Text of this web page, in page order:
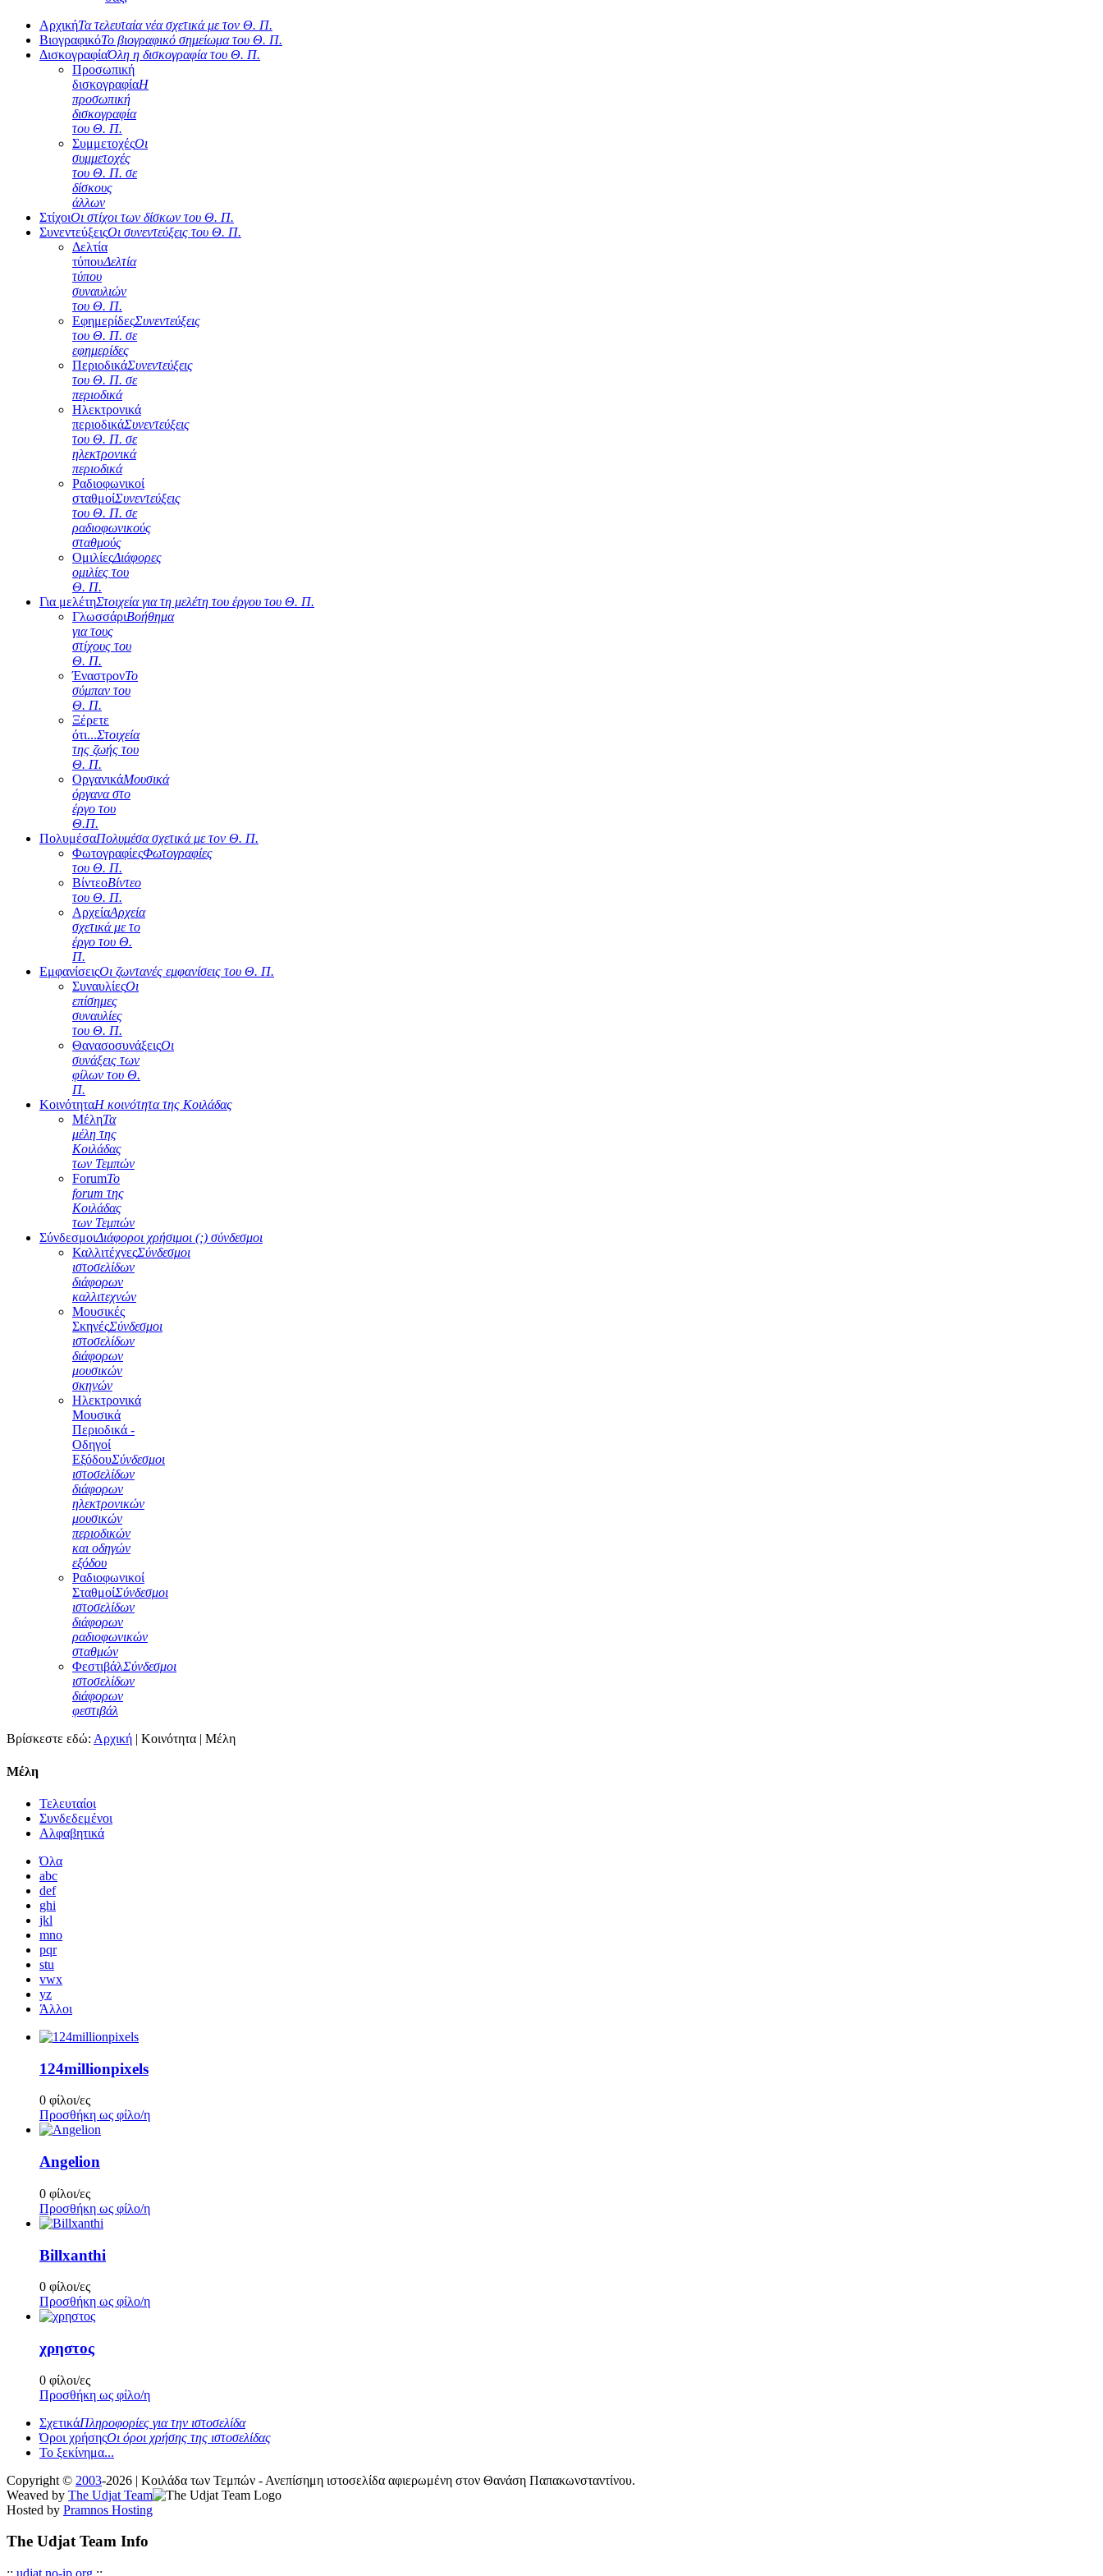
ΑρχικήΤα τελευταία νέα σχετικά με τον Θ. Π.
ΒιογραφικόΤο βιογραφικό σημείωμα του Θ. Π.
ΔισκογραφίαΌλη η δισκογραφία του Θ. Π.
Προσωπική
δισκογραφίαΗ
προσωπική
δισκογραφία
του Θ. Π.
ΣυμμετοχέςΟι
συμμετοχές
του Θ. Π. σε
δίσκους
άλλων
ΣτίχοιΟι στίχοι των δίσκων του Θ. Π.
ΣυνεντεύξειςΟι συνεντεύξεις του Θ. Π.
Δελτία
τύπουΔελτία
τύπου
συναυλιών
του Θ. Π.
ΕφημερίδεςΣυνεντεύξεις
του Θ. Π. σε
εφημερίδες
ΠεριοδικάΣυνεντεύξεις
του Θ. Π. σε
περιοδικά
Ηλεκτρονικά
περιοδικάΣυνεντεύξεις
του Θ. Π. σε
ηλεκτρονικά
περιοδικά
Ραδιοφωνικοί
σταθμοίΣυνεντεύξεις
του Θ. Π. σε
ραδιοφωνικούς
σταθμούς
ΟμιλίεςΔιάφορες
ομιλίες του
Θ. Π.
Για μελέτηΣτοιχεία για τη μελέτη του έργου του Θ. Π.
ΓλωσσάριΒοήθημα
για τους
στίχους του
Θ. Π.
ΈναστρονΤο
σύμπαν του
Θ. Π.
Ξέρετε
ότι...Στοιχεία
της ζωής του
Θ. Π.
ΟργανικάΜουσικά
όργανα στο
έργο του
Θ.Π.
ΠολυμέσαΠολυμέσα σχετικά με τον Θ. Π.
ΦωτογραφίεςΦωτογραφίες
του Θ. Π.
ΒίντεοΒίντεο
του Θ. Π.
ΑρχείαΑρχεία
σχετικά με το
έργο του Θ.
Π.
ΕμφανίσειςΟι ζωντανές εμφανίσεις του Θ. Π.
ΣυναυλίεςΟι
επίσημες
συναυλίες
του Θ. Π.
ΘανασοσυνάξειςΟι
συνάξεις των
φίλων του Θ.
Π.
ΚοινότηταΗ κοινότητα της Κοιλάδας
ΜέληΤα
μέλη της
Κοιλάδας
των Τεμπών
ForumΤο
forum της
Κοιλάδας
των Τεμπών
ΣύνδεσμοιΔιάφοροι χρήσιμοι (;) σύνδεσμοι
ΚαλλιτέχνεςΣύνδεσμοι
ιστοσελίδων
διάφορων
καλλιτεχνών
Μουσικές
ΣκηνέςΣύνδεσμοι
ιστοσελίδων
διάφορων
μουσικών
σκηνών
Ηλεκτρονικά
Μουσικά
Περιοδικά -
Οδηγοί
ΕξόδουΣύνδεσμοι
ιστοσελίδων
διάφορων
ηλεκτρονικών
μουσικών
περιοδικών
και οδηγών
εξόδου
Ραδιοφωνικοί
ΣταθμοίΣύνδεσμοι
ιστοσελίδων
διάφορων
ραδιοφωνικών
σταθμών
ΦεστιβάλΣύνδεσμοι
ιστοσελίδων
διάφορων
φεστιβάλ
Βρίσκεστε εδώ: Αρχική | Κοινότητα | Μέλη
Μέλη
Τελευταίοι
Συνδεδεμένοι
Αλφαβητικά
Όλα
abc
def
ghi
jkl
mno
pqr
stu
vwx
yz
Άλλοι
124millionpixels
0 φίλοι/ες
Προσθήκη ως φίλο/η
Angelion
0 φίλοι/ες
Προσθήκη ως φίλο/η
Billxanthi
0 φίλοι/ες
Προσθήκη ως φίλο/η
χρηστος
0 φίλοι/ες
Προσθήκη ως φίλο/η
ΣχετικάΠληροφορίες για την ιστοσελίδα
Όροι χρήσηςΟι όροι χρήσης της ιστοσελίδας
Το ξεκίνημα...
Copyright © 2003-2026 | Κοιλάδα των Τεμπών - Ανεπίσημη ιστοσελίδα αφιερωμένη στον Θανάση Παπακωνσταντίνου.
Weaved by The Udjat Team
Hosted by Pramnos Hosting
The Udjat Team Info